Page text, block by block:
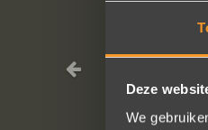
Deze
We